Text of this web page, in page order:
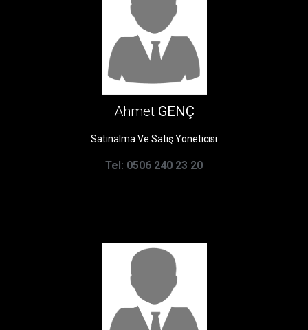
AhmetGENÇ
Satinalma Ve Satış Yöneticisi
Tel: 0506 240 23 20